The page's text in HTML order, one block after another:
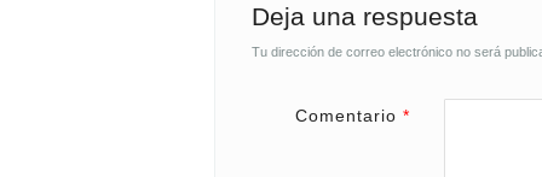
Deja una respuesta
Tu dirección de correo electrónico no será
Comentario*